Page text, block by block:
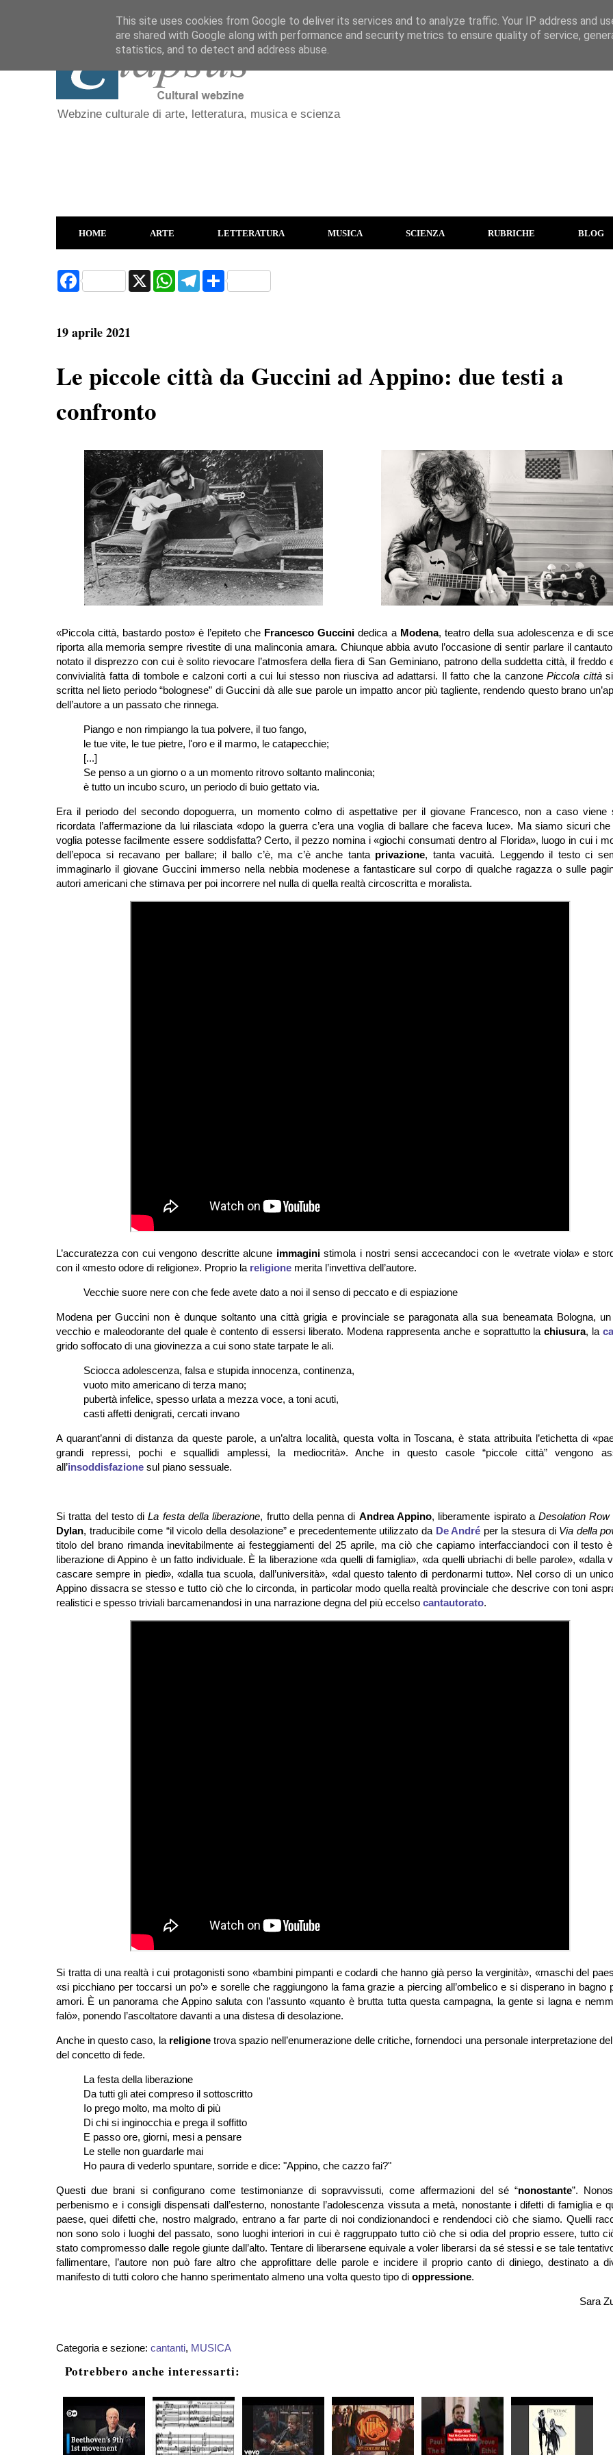
Webzine culturale di arte, letteratura, musica e scienza
HOME ARTE LETTERATURA MUSICA SCIENZA RUBRICHE BLOG
F
a
o
o
X
W
T
S
h
19 aprile 2021
Le piccole città da Guccini ad Appino: due testi a
confronto
«Piccola città, bastardo posto» è l’epiteto che Francesco Guccini dedica a Modena, teatro della sua adolescenza e di
riporta alla memoria sempre rivestite di una malinconia amara. Chiunque abbia avuto l’occasione di sentir parlare il
notato il disprezzo con cui è solito rievocare l’atmosfera della fiera di San Geminiano, patrono della suddetta città, il freddo
convivialità fatta di tombole e calzoni corti a cui lui stesso non riusciva ad adattarsi. Il fatto che la canzonePiccola città
scritta nel lieto periodo “bolognese” di Guccini dà alle sue parole un impatto ancor più tagliente, rendendo questo brano
dell’autore a un passato che rinnega.
Piango e non rimpiango la tua polvere, il tuo fango,
le tue vite, le tue pietre, l'oro e il marmo, le catapecchie;
[...]
Se penso a un giorno o a un momento ritrovo soltanto malinconia;
è tutto un incubo scuro, un periodo di buio gettato via.
Era il periodo del secondo dopoguerra, un momento colmo di aspettative per il giovane Francesco, non a caso viene
ricordata l’affermazione da lui rilasciata «dopo la guerra c’era una voglia di ballare che faceva luce». Ma siamo sicuri
voglia potesse facilmente essere soddisfatta? Certo, il pezzo nomina i «giochi consumati dentro al Florida», luogo in cui i
dell’epoca si recavano per ballare; il ballo c’è, ma c’è anche tanta privazione, tanta vacuità. Leggendo il testo ci
immaginarlo il giovane Guccini immerso nella nebbia modenese a fantasticare sul corpo di qualche ragazza o sulle
autori americani che stimava per poi incorrere nel nulla di quella realtà circoscritta e moralista.
L’accuratezza con cui vengono descritte alcune immaginistimola i nostri sensi accecandoci con le «vetrate viola» e
con il «mesto odore di religione». Proprio la religione merita l’invettiva dell’autore.
Vecchie suore nere con che fede avete dato a noi il senso di peccato e di espiazione
Modena per Guccini non è dunque soltanto una città grigia e provinciale se paragonata alla sua beneamata Bologna,
vecchio e maleodorante del quale è contento di essersi liberato. Modena rappresenta anche e soprattutto lachiusura, la
grido soffocato di una giovinezza a cui sono state tarpate le ali.
Sciocca adolescenza, falsa e stupida innocenza, continenza,
vuoto mito americano di terza mano;
pubertà infelice, spesso urlata a mezza voce, a toni acuti,
casti affetti denigrati, cercati invano
A quarant’anni di distanza da queste parole, a un’altra località, questa volta in Toscana, è stata attribuita l’etichetta di
grandi repressi, pochi e squallidi amplessi, la mediocrità». Anche in questo casole “piccole città” vengono
all’insoddisfazione sul piano sessuale.
Si tratta del testo diLa festa della liberazione, frutto della penna di Andrea Appino, liberamente ispirato aDesolation Row
Dylan, traducibile come “il vicolo della desolazione” e precedentemente utilizzato da De André per la stesura di Via della
titolo del brano rimanda inevitabilmente ai festeggiamenti del 25 aprile, ma ciò che capiamo interfacciandoci con il testo
liberazione di Appino è un fatto individuale. È la liberazione «da quelli di famiglia», «da quelli ubriachi di belle parole», «dalla
cascare sempre in piedi», «dalla tua scuola, dall’università», «dal questo talento di perdonarmi tutto». Nel corso di un
Appino dissacra se stesso e tutto ciò che lo circonda, in particolar modo quella realtà provinciale che descrive con toni
realistici e spesso triviali barcamenandosi in una narrazione degna del più eccelso cantautorato.
Si tratta di una realtà i cui protagonisti sono «bambini pimpanti e codardi che hanno già perso la verginità», «maschi del
«si picchiano per toccarsi un po’» e sorelle che raggiungono la fama grazie a piercing all’ombelico e si disperano in bagno
amori. È un panorama che Appino saluta con l’assunto «quanto è brutta tutta questa campagna, la gente si lagna e
falò», ponendo l’ascoltatore davanti a una distesa di desolazione.
Anche in questo caso, la religionetrova spazio nell’enumerazione delle critiche, fornendoci una personale interpretazione
del concetto di fede.
La festa della liberazione
Da tutti gli atei compreso il sottoscritto
Io prego molto, ma molto di più
Di chi si inginocchia e prega il soffitto
E passo ore, giorni, mesi a pensare
Le stelle non guardarle mai
Ho paura di vederlo spuntare, sorride e dice: "Appino, che cazzo fai?"
Questi due brani si configurano come testimonianze di sopravvissuti, come affermazioni del sé “nonostante”.
perbenismo e i consigli dispensati dall’esterno, nonostante l’adolescenza vissuta a metà, nonostante i difetti di famiglia e
paese, quei difetti che, nostro malgrado, entrano a far parte di noi condizionandoci e rendendoci ciò che siamo. Quelli
non sono solo i luoghi del passato, sono luoghi interiori in cui è raggruppato tutto ciò che si odia del proprio essere, tutto
stato compromesso dalle regole giunte dall’alto. Tentare di liberarsene equivale a voler liberarsi da sé stessi e se tale
fallimentare, l’autore non può fare altro che approfittare delle parole e incidere il proprio canto di diniego, destinato a
manifesto di tutti coloro che hanno sperimentato almeno una volta questo tipo di oppressione.
Sara
Categoria e sezione: cantanti, MUSICA
Potrebbero anche interessarti:
This site uses cookies from Google to deliver its services and to analyze traffic. Your IP address and
are shared with Google along with performance and security metrics to ensure quality of service,
statistics, and to detect and address abuse.